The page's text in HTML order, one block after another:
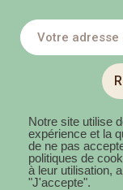
Notre site utilise
expérience et la
de ne pas
politiques de
à leur utilisation,
"J'accepte".